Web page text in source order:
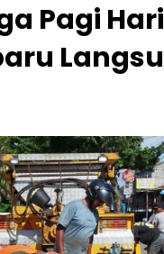
Pagi